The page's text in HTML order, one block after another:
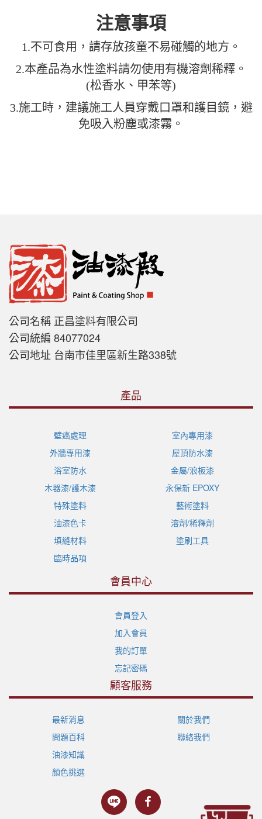
注意事項
1.不可食用，請存放孩童不易碰觸的地方。
2.本產品為水性塗料請勿使用有機溶劑稀釋。
(松香水、甲苯等)
3.施工時，建議施工人員穿戴口罩和護目鏡，避
免吸入粉塵或漆霧。
公司名稱 正昌塗料有限公司
公司統編 84077024
公司地址 台南市佳里區新生路338號
產品
壁癌處理
室內專用漆
外牆專用漆
屋頂防水漆
浴室防水
金屬/浪板漆
木器漆/護木漆
永保新 EPOXY
特殊塗料
藝術塗料
油漆色卡
溶劑/稀釋劑
填縫材料
塗刷工具
臨時品項
會員中心
會員登入
加入會員
我的訂單
忘記密碼
顧客服務
最新消息
問題百科
油漆知識
顏色挑選
關於我們
聯絡我們